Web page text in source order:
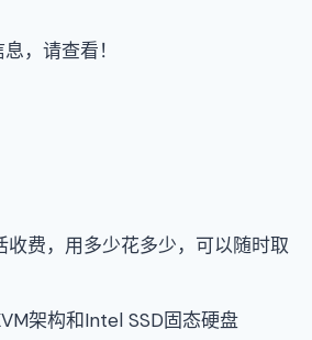
，请查看！
收费，用多少花多少，可以随时取
架构和Intel SSD固态硬盘